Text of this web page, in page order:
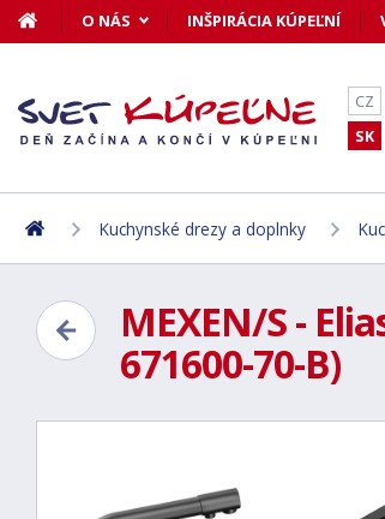
O NÁS INŠPIRÁCIA KÚPEĽNÍ
CZ
SK
Kuchynské drezy a doplnky
MEXEN/S -
671600-70-B)